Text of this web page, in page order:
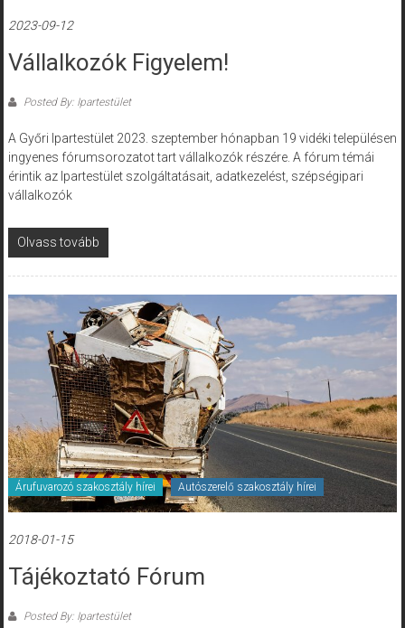
2023-09-12
Vállalkozók Figyelem!
Posted By: Ipartestület
A Győri Ipartestület 2023. szeptember hónapban 19 vidéki településen
ingyenes fórumsorozatot tart vállalkozók részére. A fórum témái
érintik az Ipartestület szolgáltatásait, adatkezelést, szépségipari
vállalkozók
Olvass tovább
Árufuvarozó szakosztály hírei Autószerelő szakosztály hírei
2018-01-15
Tájékoztató Fórum
Posted By: Ipartestület